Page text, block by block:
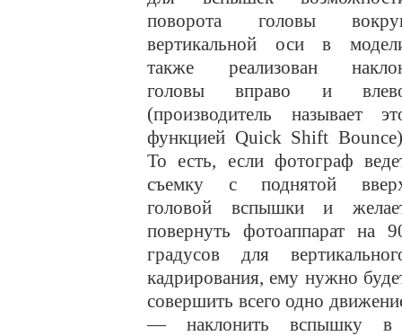
поворота головы
вертикальной оси в
также реализован
головы вправо и
(производитель называет
функцией Quick Shift
То есть, если фотограф
съемку с поднятой
головой вспышки и
повернуть фотоаппарат на
градусов для
кадрирования, ему нужно
совершить всего одно
— наклонить вспышку в